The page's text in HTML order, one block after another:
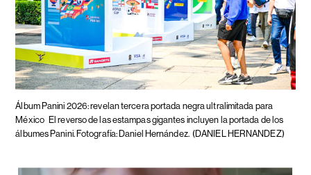
Álbum Panini 2026: revelan tercera portada negra ultralimitada para
México El reverso de las estampas gigantes incluyen la portada de los
álbumes Panini. Fotografía: Daniel Hernández. (DANIEL HERNANDEZ)